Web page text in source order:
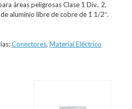
áreas peligrosas Clase 1 Div.. 2,
aluminio libre de cobre de 1 1/2″.
Conectores, Material Eléctrico